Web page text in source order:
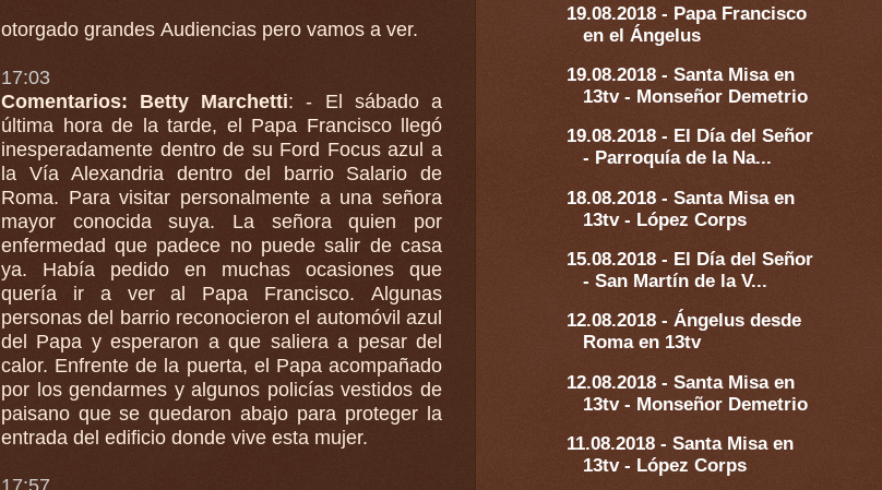
otorgado grandes Audiencias pero vamos a ver.
17:03
Comentarios: Betty Marchetti: - El sábado a
última hora de la tarde, el Papa Francisco llegó
inesperadamente dentro de su Ford Focus azul a
la Vía Alexandria dentro del barrio Salario de
Roma. Para visitar personalmente a una señora
mayor conocida suya. La señora quien por
enfermedad que padece no puede salir de casa
ya. Había pedido en muchas ocasiones que
quería ir a ver al Papa Francisco. Algunas
personas del barrio reconocieron el automóvil azul
del Papa y esperaron a que saliera a pesar del
calor. Enfrente de la puerta, el Papa acompañado
por los gendarmes y algunos policías vestidos de
paisano que se quedaron abajo para proteger la
entrada del edificio donde vive esta mujer.
19.08.2018 - Papa Francisco
en el Ángelus
19.08.2018 - Santa Misa en
13tv - Monseñor Demetrio
19.08.2018 - El Día del Señor
- Parroquía de la Na...
18.08.2018 - Santa Misa en
13tv - López Corps
15.08.2018 - El Día del Señor
- San Martín de la V...
12.08.2018 - Ángelus desde
Roma en 13tv
12.08.2018 - Santa Misa en
13tv - Monseñor Demetrio
11.08.2018 - Santa Misa en
13tv - López Corps